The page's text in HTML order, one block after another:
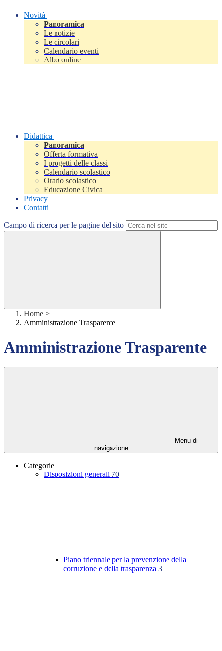
Novità
Panoramica
Le notizie
Le circolari
Calendario eventi
Albo online
Didattica
Panoramica
Offerta formativa
I progetti delle classi
Calendario scolastico
Orario scolastico
Educazione Civica
Privacy
Contatti
Campo di ricerca per le pagine del sito
Home >
Amministrazione Trasparente
Amministrazione Trasparente
Menu di
navigazione
Categorie
Disposizioni generali 70
Piano triennale per la prevenzione della
corruzione e della trasparenza 3